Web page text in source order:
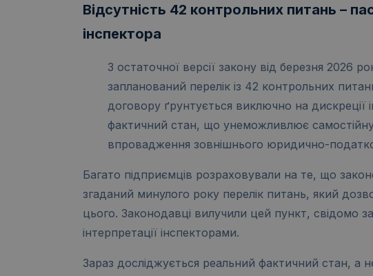
Відсутність 42 контрольних питань –
інспектора
З остаточної версії закону від березня 2026
запланований перелік із 42 контрольних
договору ґрунтується виключно на дискреції
фактичний стан, що унеможливлює самостійну
впровадження зовнішнього юридично-
Багато підприємців розраховували на те, що
згаданий минулого року перелік питань, який
цього. Законодавці вилучили цей пункт, свідомо
інтерпретації інспекторами.
Зараз досліджується реальний фактичний стан, а